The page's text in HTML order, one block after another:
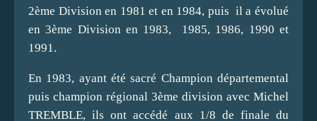
2ème Division en 1981 et en 1984, puis il a évolué
en 3ème Division en 1983, 1985, 1986, 1990 et
1991.
En 1983, ayant été sacré Champion départemental
puis champion régional 3ème division avec Michel
TREMBLE, ils ont accédé aux 1/8 de finale du